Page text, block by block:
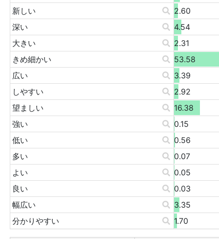
新しい
2.60
深い
4.54
大きい
2.31
きめ細かい
53.58
広い
3.39
しやすい
2.92
望ましい
16.38
強い
0.15
低い
0.56
多い
0.07
よい
0.05
良い
0.03
幅広い
3.35
分かりやすい
1.70